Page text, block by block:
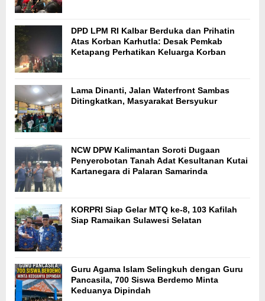
DPD LPM RI Kalbar Berduka dan Prihatin
Atas Korban Karhutla: Desak Pemkab
Ketapang Perhatikan Keluarga Korban
Lama Dinanti, Jalan Waterfront Sambas
Ditingkatkan, Masyarakat Bersyukur
NCW DPW Kalimantan Soroti Dugaan
Penyerobotan Tanah Adat Kesultanan Kutai
Kartanegara di Palaran Samarinda
KORPRI Siap Gelar MTQ ke-8, 103 Kafilah
Siap Ramaikan Sulawesi Selatan
Guru Agama Islam Selingkuh dengan Guru
Pancasila, 700 Siswa Berdemo Minta
Keduanya Dipindah